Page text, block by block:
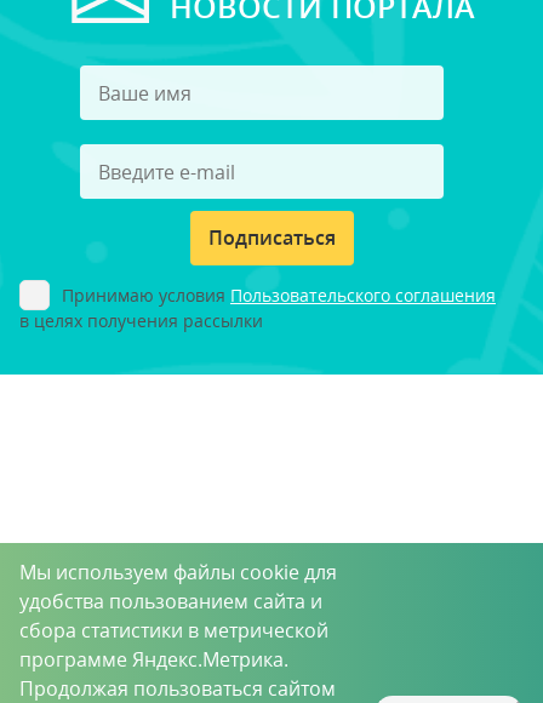
Подписаться
Принимаю условия Пользовательского соглашения
в целях получения рассылки
Мы используем файлы cookie для
удобства пользованием сайта и
сбора статистики в метрической
программе Яндекс.Метрика.
Продолжая пользоваться сайтом